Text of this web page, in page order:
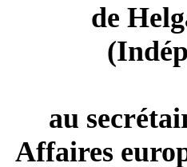
de
au
Affaires